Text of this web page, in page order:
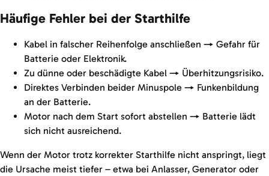
Häufige Fehler bei der Starthilfe
Kabel in falscher Reihenfolge anschließen → Gefahr für
Batterie oder Elektronik.
Zu dünne oder beschädigte Kabel → Überhitzungsrisiko.
Direktes Verbinden beider Minuspole → Funkenbildung
an der Batterie.
Motor nach dem Start sofort abstellen → Batterie lädt
sich nicht ausreichend.
Wenn der Motor trotz korrekter Starthilfe nicht anspringt, liegt
die Ursache meist tiefer – etwa bei Anlasser, Generator oder